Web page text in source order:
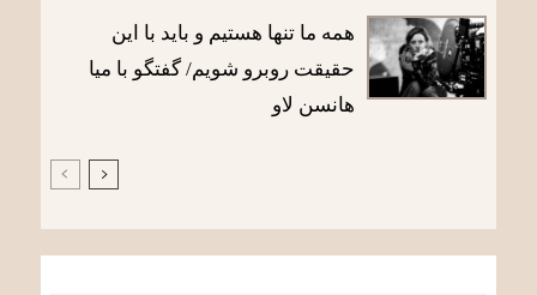
همه ما تنها هستیم و باید با این
حقیقت روبرو شویم/ گفتگو با میا
هانسن لاو